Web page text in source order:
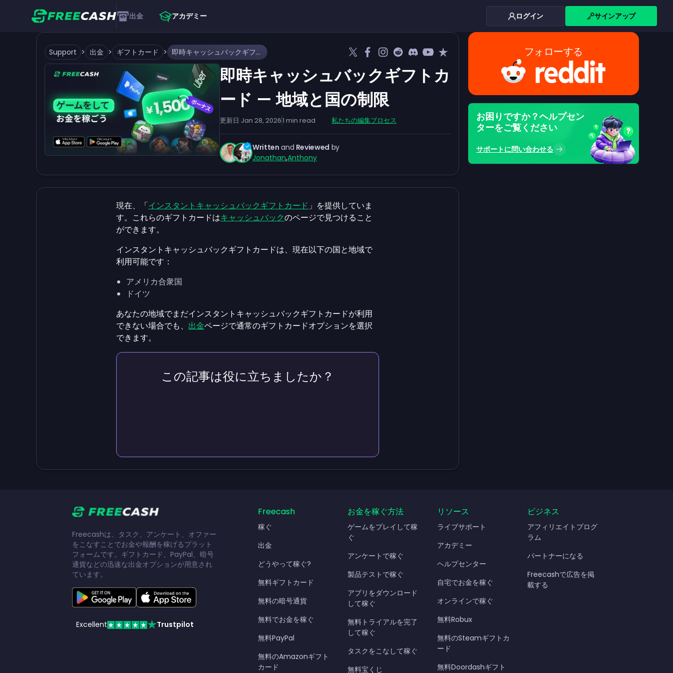
出金 アカデミー ログイン サインアップ
Support > 出金 > ギフトカード > 即時キャッシュバックギフトカード — 地域と国の制限
即時キャッシュバックギフトカ
ード — 地域と国の制限
更新日 Jan 28, 20261 min read 私たちの編集プロセス
Written and Reviewed by
Jonathan,Anthony
現在、「インスタントキャッシュバックギフトカード」を提供していま
す。これらのギフトカードはキャッシュバックのページで見つけること
ができます。
インスタントキャッシュバックギフトカードは、現在以下の国と地域で
利用可能です：
アメリカ合衆国
ドイツ
あなたの地域でまだインスタントキャッシュバックギフトカードが利用
できない場合でも、 出金ページで通常のギフトカードオプションを選択
できます。
この記事は役に立ちましたか？
フォローする
お困りですか？ヘルプセン
ターをご覧ください
サポートに問い合わせる
Freecashは、タスク、アンケート、オファー
をこなすことでお金や報酬を稼げるプラット
フォームです。ギフトカード、PayPal、暗号
通貨などの迅速な出金オプションが用意され
ています。
Excellent Trustpilot
Freecash
稼ぐ
出金
どうやって稼ぐ?
無料ギフトカード
無料の暗号通貨
無料でお金を稼ぐ
無料PayPal
無料のAmazonギフト
カード
お金を稼ぐ方法
ゲームをプレイして稼
ぐ
アンケートで稼ぐ
製品テストで稼ぐ
アプリをダウンロード
して稼ぐ
無料トライアルを完了
して稼ぐ
タスクをこなして稼ぐ
無料宝くじ
リソース
ライブサポート
アカデミー
ヘルプセンター
自宅でお金を稼ぐ
オンラインで稼ぐ
無料Robux
無料のSteamギフトカ
ード
無料Doordashギフト
ビジネス
アフィリエイトプログ
ラム
パートナーになる
Freecashで広告を掲
載する